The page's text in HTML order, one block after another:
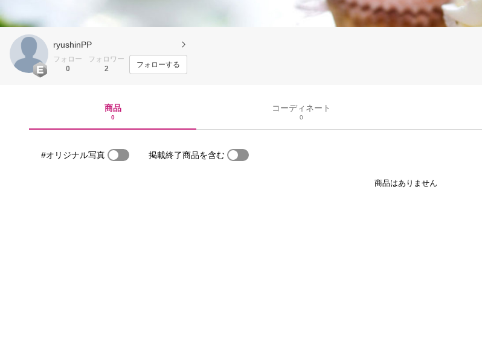
ryushinPP
フォロー
0
フォロワー
2
フォローする
商品
0
コーディネート
0
#オリジナル写真 掲載終了商品を含む
商品はありません